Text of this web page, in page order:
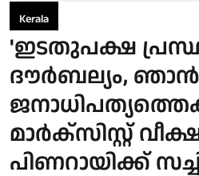
Kerala
'ഇടതുപക്ഷ
ദൗര്‍ബല്യം,
മാര്‍ക്‌സിസ്റ്റ്
പിണറായിക്ക്